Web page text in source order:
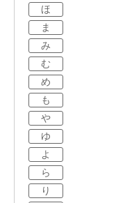
ほ
ま
み
む
め
も
や
ゆ
よ
ら
り